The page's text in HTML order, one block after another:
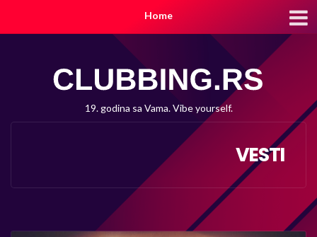
Home
19. godina sa Vama. Vibe yourself.
VESTI